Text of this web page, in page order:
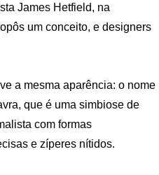
James Hetfield, na
um conceito, e designers
a mesma aparência: o nome
que é uma simbiose de
com formas
e zíperes nítidos.